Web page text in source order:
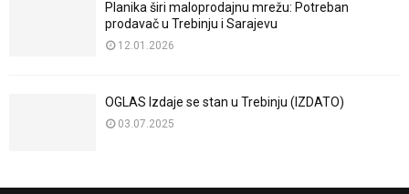
Planika širi maloprodajnu mrežu: Potreban
prodavač u Trebinju i Sarajevu
12.01.2026
OGLAS Izdaje se stan u Trebinju (IZDATO)
03.07.2025